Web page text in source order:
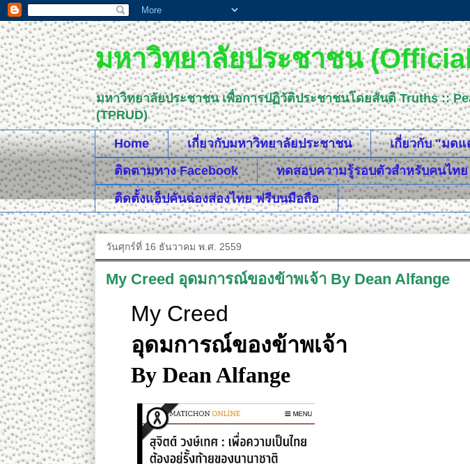
มหาวิทยาลัยประชาชน
มหาวิทยาลัยประชาชน เพื่อการปฏิวัติประชาชนโดยสันติ Truths ::
(TPRUD)
Home เกี่ยวกับมหาวิทยาลัยประชาชน เกี่ยวกับ "มด
ติดตามทาง Facebook
ทดสอบความรู้รอบตัวสำหรับคนไท
ติดตั้งแอ็ปคันฉ่องส่องไทย ฟรีบนมือถือ
วันศุกร์ที่ 16 ธันวาคม พ.ศ. 2559
My Creed อุดมการณ์ของข้าพเจ้า By Dean Alfange
My Creed
อุดมการณ์ของข้าพเจ้า
By Dean Alfange